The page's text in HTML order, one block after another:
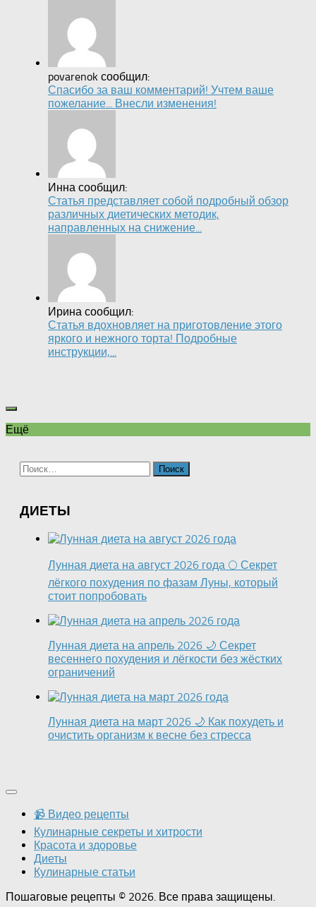
povarenok сообщил:
Спасибо за ваш комментарий! Учтем ваше
пожелание... Внесли изменения!
Инна сообщил:
Статья представляет собой подробный обзор
различных диетических методик,
направленных на снижение...
Ирина сообщил:
Статья вдохновляет на приготовление этого
яркого и нежного торта! Подробные
инструкции,...
Ещё
Найти:
ДИЕТЫ
Лунная диета на август 2026 года 🌕 Секрет
лёгкого похудения по фазам Луны, который
стоит попробовать
Лунная диета на апрель 2026 🌙 Секрет
весеннего похудения и лёгкости без жёстких
ограничений
Лунная диета на март 2026 🌙 Как похудеть и
очистить организм к весне без стресса
📹 Видео рецепты
Кулинарные секреты и хитрости
Красота и здоровье
Диеты
Кулинарные статьи
Пошаговые рецепты © 2026. Все права защищены.